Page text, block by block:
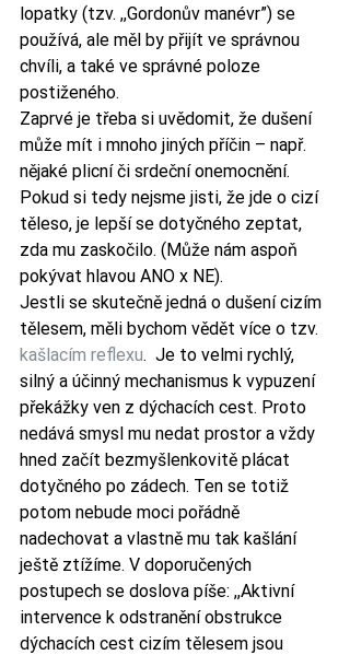
lopatky (tzv. ,,Gordonův manévr”) se
používá, ale měl by přijít ve správnou
chvíli, a také ve správné poloze
postiženého.
Zaprvé je třeba si uvědomit, že dušení
může mít i mnoho jiných příčin – např.
nějaké plicní či srdeční onemocnění.
Pokud si tedy nejsme jisti, že jde o cizí
těleso, je lepší se dotyčného zeptat,
zda mu zaskočilo. (Může nám aspoň
pokývat hlavou ANO x NE).
Jestli se skutečně jedná o dušení cizím
tělesem, měli bychom vědět více o tzv.
kašlacím reflexu.  Je to velmi rychlý,
silný a účinný mechanismus k vypuzení
překážky ven z dýchacích cest. Proto
nedává smysl mu nedat prostor a vždy
hned začít bezmyšlenkovitě plácat
dotyčného po zádech. Ten se totiž
potom nebude moci pořádně
nadechovat a vlastně mu tak kašlání
ještě ztížíme. V doporučených
postupech se doslova píše: ,,Aktivní
intervence k odstranění obstrukce
dýchacích cest cizím tělesem jsou